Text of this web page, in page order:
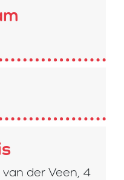
der Veen, 4